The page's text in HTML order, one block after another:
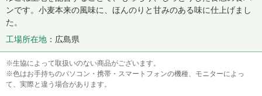
ンです。小麦本来の風味に、ほんのりと甘みのある味に仕上げまし
た。
工場所在地
広島県
※生協によって取扱いのない商品がございます。
※色はお手持ちのパソコン・携帯・スマートフォンの機種、モニターによっ
て、実際と違う場合があります。